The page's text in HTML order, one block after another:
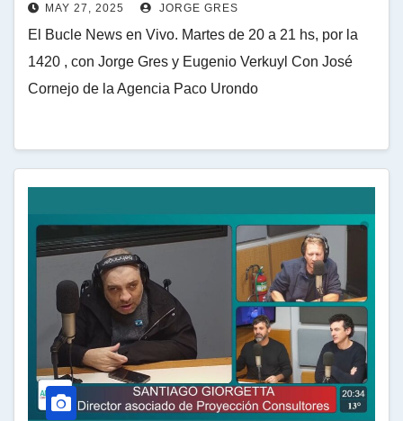
MAY 27, 2025 JORGE GRES
El Bucle News en Vivo. Martes de 20 a 21 hs, por la
1420 , con Jorge Gres y Eugenio Verkuyl Con José
Cornejo de la Agencia Paco Urondo